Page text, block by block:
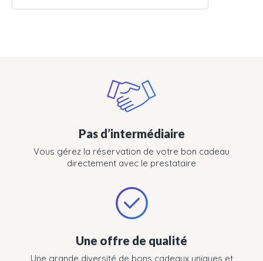
Pas d’intermédiaire
Vous gérez la réservation de votre bon cadeau
directement avec le prestataire
Une offre de qualité
Une grande diversité de bons cadeaux uniques et